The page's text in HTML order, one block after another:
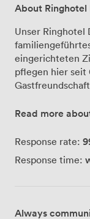
About Ringhotel
Unser Ringhotel
eingerichteten
pflegen hier seit
Moment an wohlfühlen. Für
flexibel für 5 bis
Read more
Response rate:
Response time:
Always